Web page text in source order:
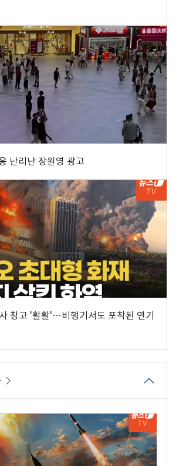
난리난 장원영 광고
창고 '활활'…비행기서도 포착된 연기